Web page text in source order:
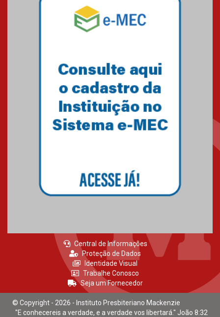
Pós-Asco: evento do HUEM
debate novidades sobre
estudos e tratamentos contra
o câncer
MackPesquisa 2026 prorroga
inscrições até 14 de agosto
15.06.2026
Central de Informações
Proteção de Dados
Identidade Visual
Trabalhe Conosco
Seja um Fornecedor
© Copyright - 2026 - Instituto Presbiteriano Mackenzie
"E conhecereis a verdade, e a verdade vos libertará." João 8:32